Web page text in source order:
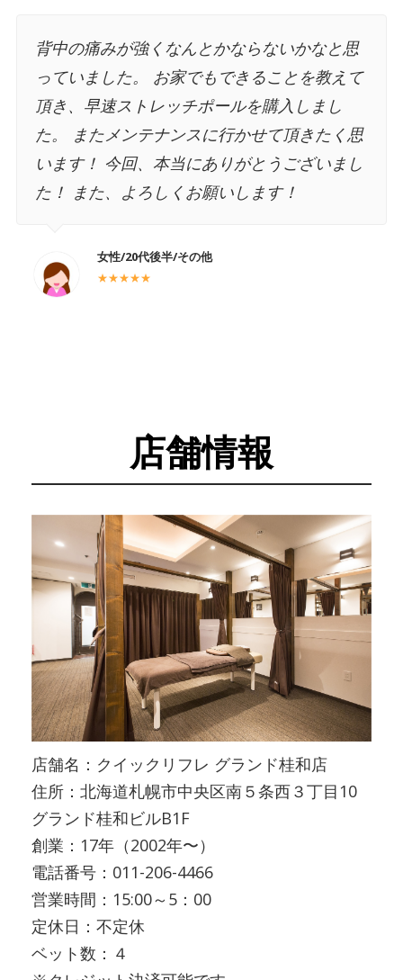
背中の痛みが強くなんとかならないかなと思
っていました。 お家でもできることを教えて
頂き、早速ストレッチポールを購入しまし
た。 またメンテナンスに行かせて頂きたく思
います！ 今回、本当にありがとうございまし
た！ また、よろしくお願いします！
女性/20代後半/その他
★★★★★
店舗情報
店舗名：クイックリフレ グランド桂和店
住所：北海道札幌市中央区南５条西３丁目10
グランド桂和ビルB1F
創業：17年（2002年〜）
電話番号：011-206-4466
営業時間：15:00～5：00
定休日：不定休
ベット数：４